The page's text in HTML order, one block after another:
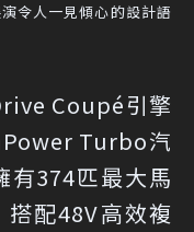
令人一見傾心的設計語
Coupé引擎
Turbo汽
有374匹最大馬
配48V高效複